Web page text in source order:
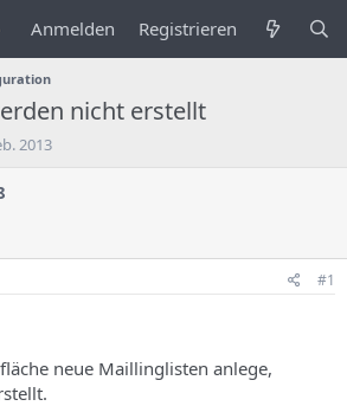
Anmelden Registrieren
nicht erstellt
2013
#1
neue Maillinglisten anlege,